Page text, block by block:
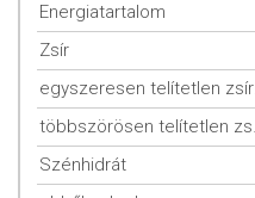
ADAGOLÁS,
TÁROLÁS
Egy adag = 1/2-1 teáskanál
1 adag naponta
Energiatartalom
Zsír
Szénhidrát